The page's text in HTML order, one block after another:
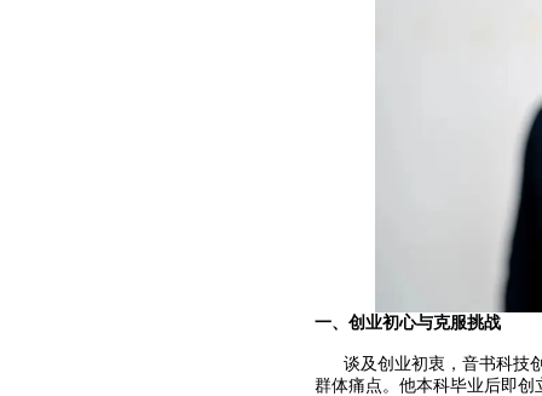
一、 创业初心与克服挑战
谈及创业初衷，音书科技创
群体痛点。他本科毕业后即